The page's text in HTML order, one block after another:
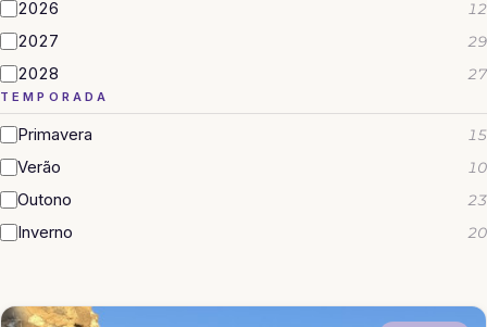
2026 12
2027 29
2028 27
TEMPORADA
Primavera 15
Verão 10
Outono 23
Inverno 20